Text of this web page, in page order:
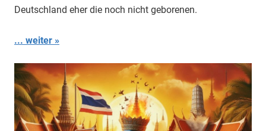
Deutschland eher die noch nicht geborenen.
... weiter